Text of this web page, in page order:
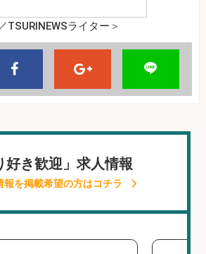
TSURINEWSライター＞
好き歓迎」求人情報
報を掲載希望の方はコチラ